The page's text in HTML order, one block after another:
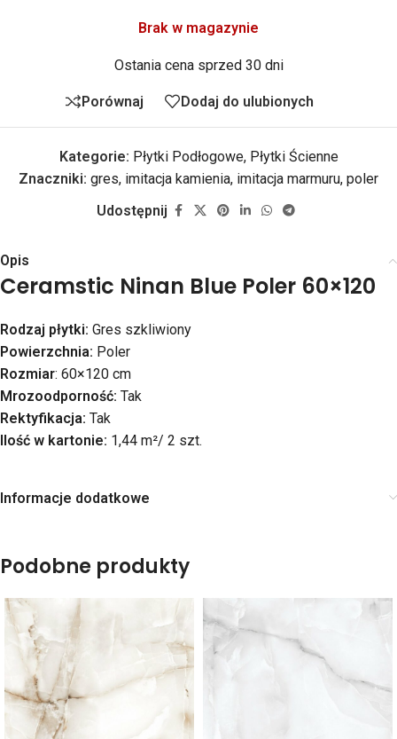
Brak w magazynie
Ostania cena sprzed 30 dni
Porównaj Dodaj do ulubionych
Kategorie: Płytki Podłogowe, Płytki Ścienne
Znaczniki: gres, imitacja kamienia, imitacja marmuru, poler
Udostępnij
Opis
Ceramstic Ninan Blue Poler 60×120
Rodzaj płytki: Gres szkliwiony
Powierzchnia: Poler
Rozmiar: 60×120 cm
Mrozoodporność: Tak
Rektyfikacja: Tak
Ilość w kartonie: 1,44 m²/ 2 szt.
Informacje dodatkowe
Podobne produkty